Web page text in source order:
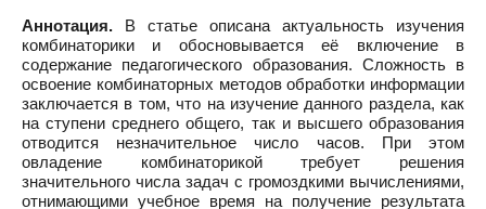
Аннотация. В статье описана актуальность изучения
комбинаторики и обосновывается её включение в
содержание педагогического образования. Сложность в
освоение комбинаторных методов обработки информации
заключается в том, что на изучение данного раздела, как
на ступени среднего общего, так и высшего образования
отводится незначительное число часов. При этом
овладение комбинаторикой требует решения
значительного числа задач с громоздкими вычислениями,
отнимающими учебное время на получение результата